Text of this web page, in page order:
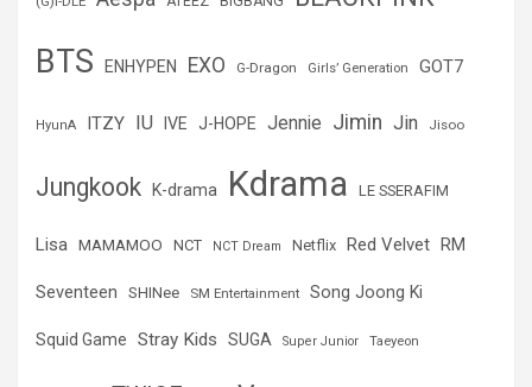
BTS ENHYPEN EXO G-Dragon Girls’ Generation GOT7
HyunA ITZY IU IVE J-HOPE Jennie Jimin Jin Jisoo
Jungkook K-drama Kdrama LE SSERAFIM
Lisa MAMAMOO NCT NCT Dream Netflix Red Velvet RM
Seventeen SHINee SM Entertainment Song Joong Ki
Squid Game Stray Kids SUGA Super Junior Taeyeon